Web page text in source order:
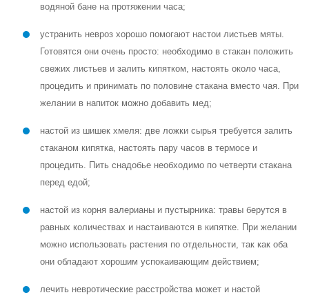
водяной бане на протяжении часа;
устранить невроз хорошо помогают настои листьев мяты.
Готовятся они очень просто: необходимо в стакан положить
свежих листьев и залить кипятком, настоять около часа,
процедить и принимать по половине стакана вместо чая. При
желании в напиток можно добавить мед;
настой из шишек хмеля: две ложки сырья требуется залить
стаканом кипятка, настоять пару часов в термосе и
процедить. Пить снадобье необходимо по четверти стакана
перед едой;
настой из корня валерианы и пустырника: травы берутся в
равных количествах и настаиваются в кипятке. При желании
можно использовать растения по отдельности, так как оба
они обладают хорошим успокаивающим действием;
лечить невротические расстройства может и настой